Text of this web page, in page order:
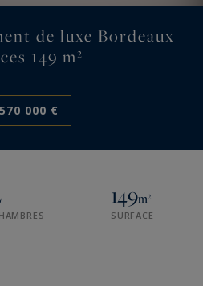
de luxe Bordeaux
149 m²
000 €
149m²
SURFACE